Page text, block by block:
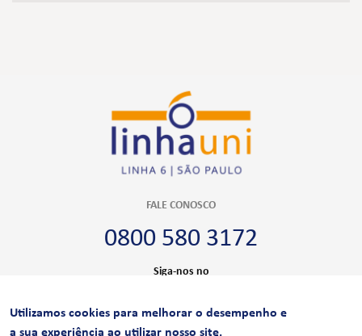
FALE CONOSCO
0800 580 3172
Siga-nos no
CERTIFICAÇÕES
Utilizamos cookies para melhorar o desempenho e
a sua experiência ao utilizar nosso site.